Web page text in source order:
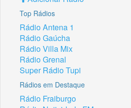
Top Rádios
Rádio Antena 1
Rádio Gaúcha
Rádio Villa Mix
Rádio Grenal
Super Rádio Tupi
Rádios em Destaque
Rádio Fraiburgo